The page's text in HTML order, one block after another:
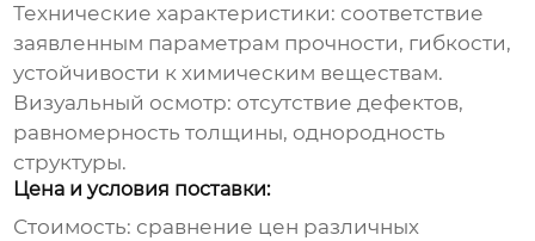
Технические характеристики: соответствие
заявленным параметрам прочности, гибкости,
устойчивости к химическим веществам.
Визуальный осмотр: отсутствие дефектов,
равномерность толщины, однородность
структуры.
Цена и условия поставки:
Стоимость: сравнение цен различных